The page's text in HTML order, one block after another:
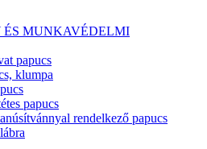
ÉS MUNKAVÉDELMI
papucs
klumpa
papucs
rendelkező papucs